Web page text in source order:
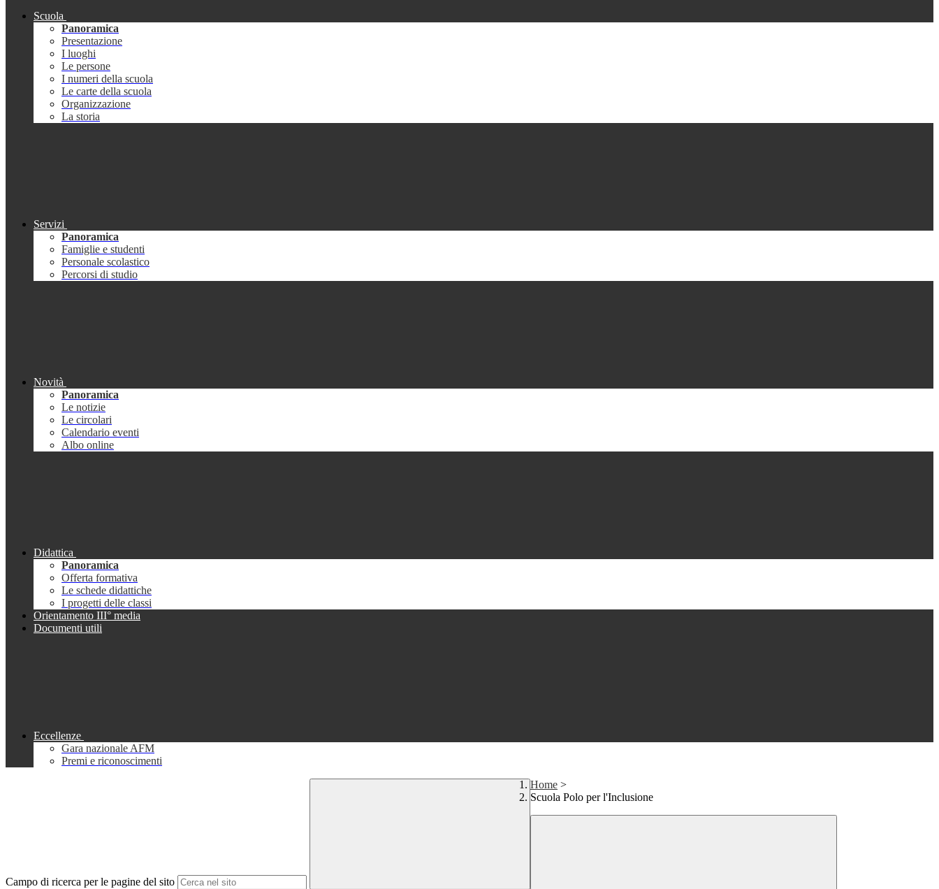
Scuola
Panoramica
Presentazione
I luoghi
Le persone
I numeri della scuola
Le carte della scuola
Organizzazione
La storia
Servizi
Panoramica
Famiglie e studenti
Personale scolastico
Percorsi di studio
Novità
Panoramica
Le notizie
Le circolari
Calendario eventi
Albo online
Didattica
Panoramica
Offerta formativa
Le schede didattiche
I progetti delle classi
Orientamento III° media
Documenti utili
Eccellenze
Gara nazionale AFM
Premi e riconoscimenti
Campo di ricerca per le pagine del sito
Home >
Scuola Polo per l'Inclusione